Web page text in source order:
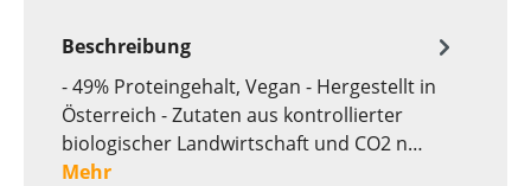
Beschreibung
- 49% Proteingehalt, Vegan - Hergestellt in
Österreich - Zutaten aus kontrollierter
biologischer Landwirtschaft und CO2 n…
Mehr